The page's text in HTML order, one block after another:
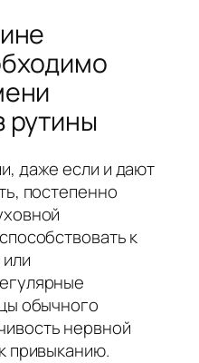
рутины
даже если и дают
постепенно
к
обычного
нервной
привыканию.